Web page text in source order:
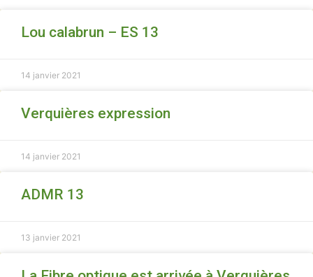
Lou calabrun – ES 13
14 janvier 2021
Verquières expression
14 janvier 2021
ADMR 13
13 janvier 2021